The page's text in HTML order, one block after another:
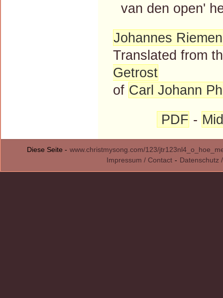
van den open'
Johannes
Translated from
Getrost
of Carl Johann
PDF -
Diese Seite - www.christmysong.com/123/
Impressum / Contact - Datenschutz